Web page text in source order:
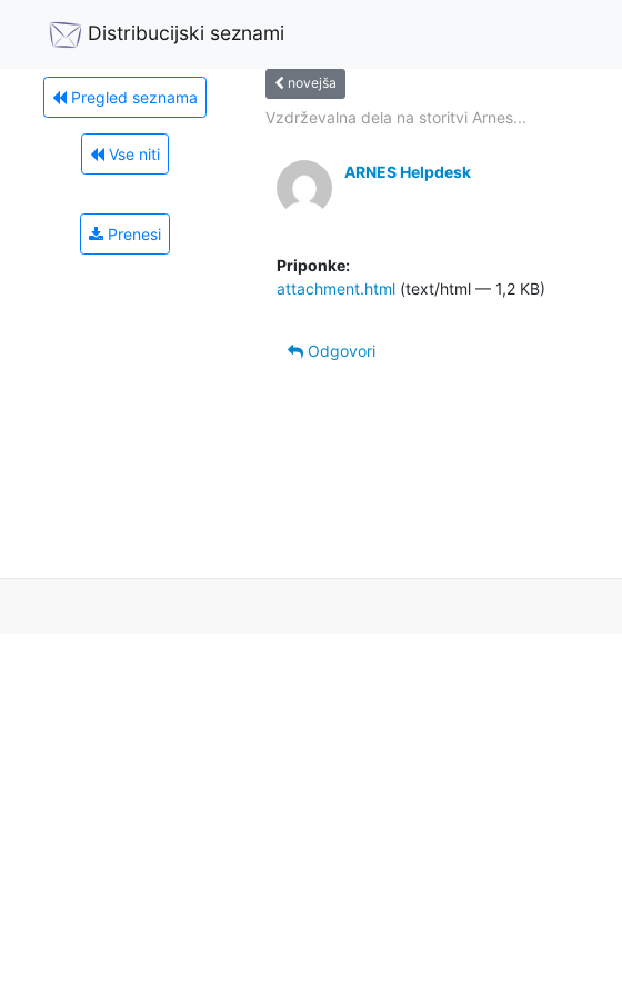
Distribucijski seznami
Pregled seznama
Vse niti
Prenesi
novejša
Vzdrževalna dela na storitvi Arnes...
ARNES Helpdesk
Priponke:
attachment.html (text/html — 1,2 KB)
Odgovori